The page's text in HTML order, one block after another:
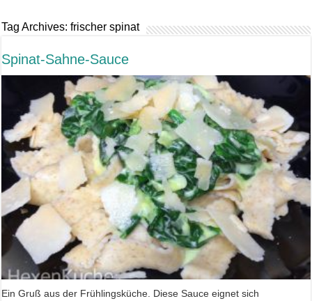
Tag Archives:frischer spinat
Spinat-Sahne-Sauce
Ein Gruß aus der Frühlingsküche. Diese Sauce eignet sich